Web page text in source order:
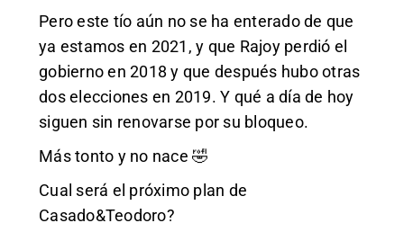
Pero este tío aún no se ha enterado de que
ya estamos en 2021, y que Rajoy perdió el
gobierno en 2018 y que después hubo otras
dos elecciones en 2019. Y qué a día de hoy
siguen sin renovarse por su bloqueo.
Más tonto y no nace 🤣
Cual será el próximo plan de
Casado&Teodoro?